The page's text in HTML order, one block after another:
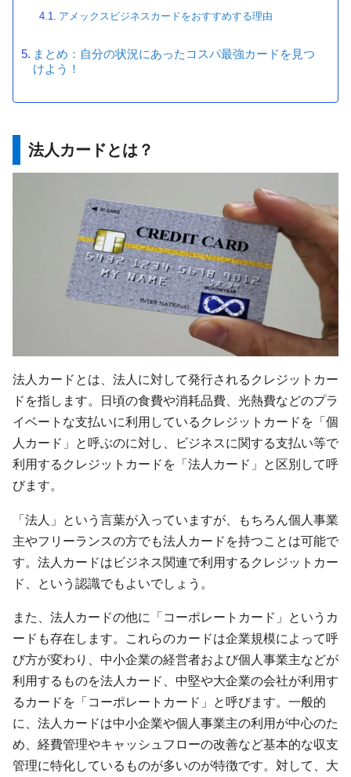
アメックスビジネスカードをおすすめする理由
まとめ：自分の状況にあったコスパ最強カードを見つ
けよう！
法人カードとは？
法人カードとは、法人に対して発行されるクレジットカー
ドを指します。日頃の食費や消耗品費、光熱費などのプラ
イベートな支払いに利用しているクレジットカードを「個
人カード」と呼ぶのに対し、ビジネスに関する支払い等で
利用するクレジットカードを「法人カード」と区別して呼
びます。
「法人」という言葉が入っていますが、もちろん個人事業
主やフリーランスの方でも法人カードを持つことは可能で
す。法人カードはビジネス関連で利用するクレジットカー
ド、という認識でもよいでしょう。
また、法人カードの他に「コーポレートカード」というカ
ードも存在します。これらのカードは企業規模によって呼
び方が変わり、中小企業の経営者および個人事業主などが
利用するものを法人カード、中堅や大企業の会社が利用す
るカードを「コーポレートカード」と呼びます。一般的
に、法人カードは中小企業や個人事業主の利用が中心のた
め、経費管理やキャッシュフローの改善など基本的な収支
管理に特化しているものが多いのが特徴です。対して、大